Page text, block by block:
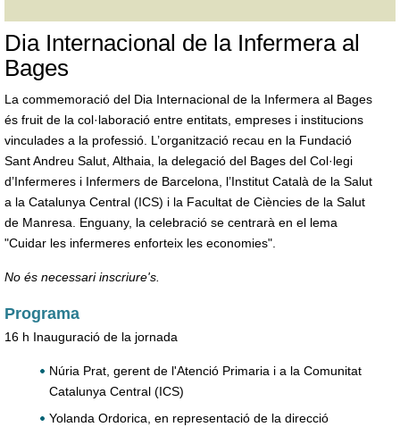
Dia Internacional de la Infermera al
Bages
La commemoració del Dia Internacional de la Infermera al Bages
és fruit de la col·laboració entre entitats, empreses i institucions
vinculades a la professió. L’organització recau en la Fundació
Sant Andreu Salut, Althaia, la delegació del Bages del Col·legi
d’Infermeres i Infermers de Barcelona, l’Institut Català de la Salut
a la Catalunya Central (ICS) i la Facultat de Ciències de la Salut
de Manresa. Enguany, la celebració se centrarà en el lema
"Cuidar les infermeres enforteix les economies".
No és necessari inscriure's.
Programa
16 h Inauguració de la jornada
Núria Prat, gerent de l'Atenció Primaria i a la Comunitat
Catalunya Central (ICS)
Yolanda Ordorica, en repre­sentació de la direcció